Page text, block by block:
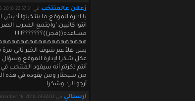
زعلان عالمنتخب في September 16 2010 22:57:31
يا ادارة الموقع ما بتتخيلوا
انتوا كاتبين:"واجتمع المدرب
مساعده((فجر))؟؟؟؟؟؟؟!!!!!
بس هلأ عم شوف الخبر تاني
عكل شكرا لإدارة الموقع وسؤال
أنتم ذكرتم أنه سيقود
من سيختار ومن يقوده في هذه
أرجو الرد وشكرا
ارسنالي في September 16 2010 23:32:02